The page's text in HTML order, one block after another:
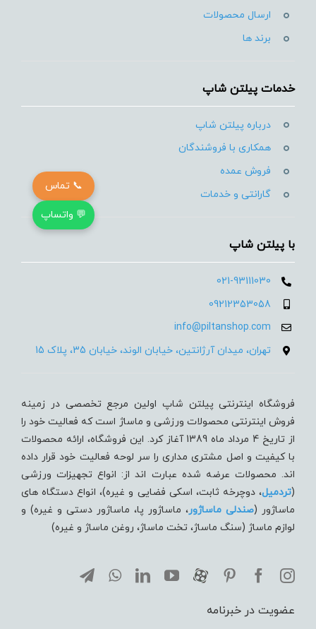
ارسال محصولات
برند ها
خدمات پیلتن شاپ
درباره پیلتن شاپ
همکاری با فروشندگان
فروش عمده
گارانتی و خدمات
با پیلتن شاپ
021-93111030
09212353058
info@piltanshop.com
تهران، میدان آرژانتین، خیابان الوند، خیابان 35، پلاک 15
فروشگاه اینترنتی پیلتن شاپ اولین مرجع تخصصی در زمینه
فروش اینترنتی محصولات ورزشی و ماساژ است که فعالیت خود را
از تاریخ 4 مرداد ماه 1389 آغاز کرد. این فروشگاه، ارائه محصولات
با کیفیت و اصل مشتری مداری را سر لوحه فعالیت خود قرار داده
اند. محصولات عرضه شده عبارت اند از: انواع تجهیزات ورزشی
(تردميل، دوچرخه ثابت، اسکی فضایی و غیره)، انواع دستگاه های
ماساژور (صندلی ماساژور، ماساژور پا، ماساژور دستی و غیره) و
لوازم ماساژ (سنگ ماساژ، تخت ماساژ، روغن ماساژ و غیره)
عضویت در خبرنامه
📞 تماس
💬 واتساپ